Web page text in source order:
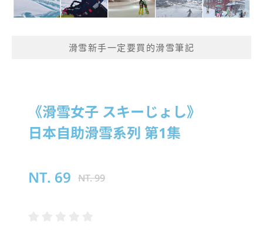
滑雪新手一定要買的滑雪筆記